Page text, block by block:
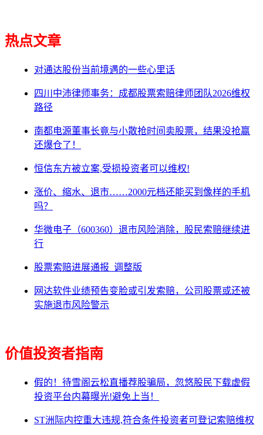
热点文章
对通达股份当前境遇的一些心里话
四川中沛律师事务：成都股票索赔律师团队2026维权
路径
南都电源董事长竟与小散抢时间卖股票，结果没抢赢
还爆仓了！
恒信东方被立案,受损投资者可以维权!
涨价、缩水、退市……2000元档还能买到像样的手机
吗？
华微电子（600360）退市风险消除，股民索赔继续进
行
股票索赔进展通报_调整版
网达软件业绩预告变脸或引发索赔，公司股票或还被
实施退市风险警示
价值投资者指南
假的！待雪阁云松直播荐股骗局，忽悠股民下载虚假
投资平台内幕曝光!避免上当！
ST洲际内控重大违规,符合条件投资者可登记索赔维权